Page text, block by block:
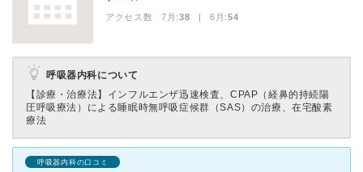
アクセス数 7月:38 | 6月:54
呼吸器内科について
【診療・治療法】 インフルエンザ迅速検査、CPAP（経鼻的持続陽
圧呼吸療法）による睡眠時無呼吸症候群（SAS）の治療、在宅酸素
療法
呼吸器内科の口コミ